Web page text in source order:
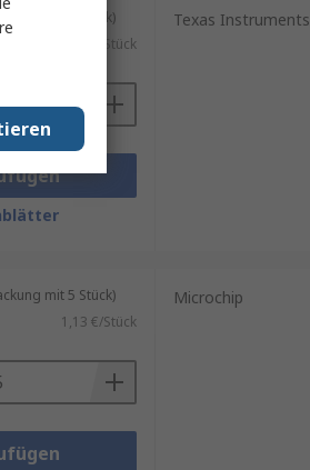
mit 5 Stück)
0,87 €/Stück
Texas Instruments
mit 5 Stück)
1,13 €/Stück
Microchip